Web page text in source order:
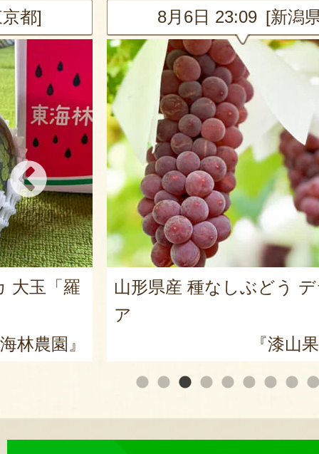
都]
大玉「羅
林農園』
8月6日 23:09 [新潟
山形県産 種なしぶどう
ア
『漆山